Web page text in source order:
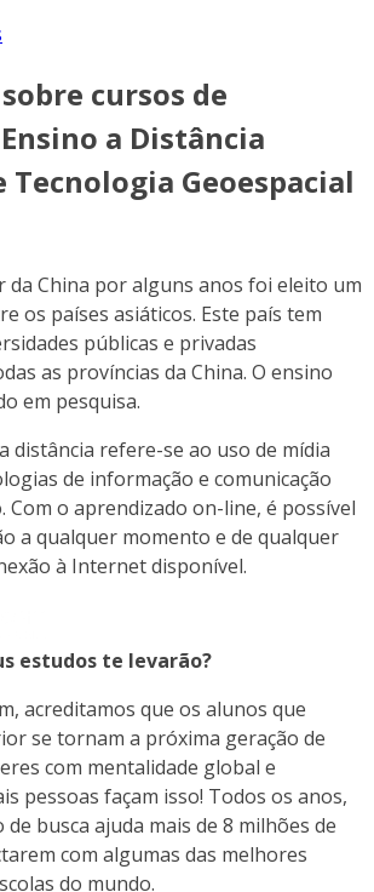
cursos de
a Distância
Tecnologia Geoespacial
da China por alguns anos foi eleito um
os países asiáticos. Este país tem
públicas e privadas
as províncias da China. O ensino
em pesquisa.
distância refere-se ao uso de mídia
de informação e comunicação
Com o aprendizado on-line, é possível
a qualquer momento e de qualquer
à Internet disponível.
estudos te levarão?
acreditamos que os alunos que
se tornam a próxima geração de
com mentalidade global e
pessoas façam isso! Todos os anos,
busca ajuda mais de 8 milhões de
com algumas das melhores
do mundo.